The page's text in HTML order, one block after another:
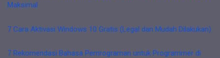
Maksimal
7 Cara Aktivasi Windows 10 Gratis (Legal dan Mudah Dilakukan)
7 Rekomendasi Bahasa Pemrograman untuk Programmer di